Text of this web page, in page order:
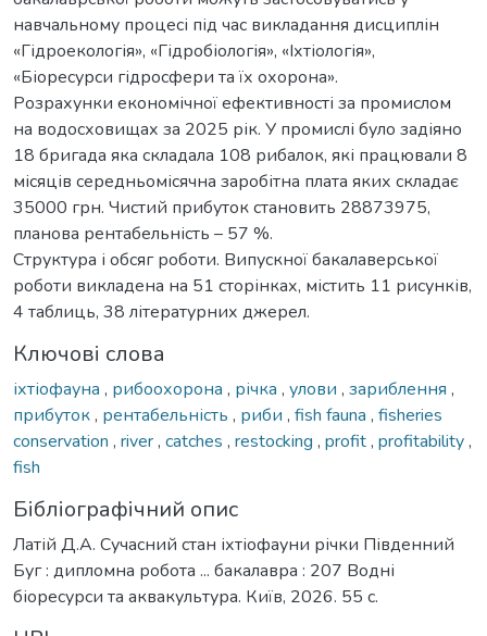
навчальному процесі під час викладання дисциплін
«Гідроекологія», «Гідробіологія», «Іхтіологія»,
«Біоресурси гідросфери та їх охорона».
Розрахунки економічної ефективності за промислом
на водосховищах за 2025 рік. У промислі було задіяно
18 бригада яка складала 108 рибалок, які працювали 8
місяців середньомісячна заробітна плата яких складає
35000 грн. Чистий прибуток становить 28873975,
планова рентабельність – 57 %.
Структура і обсяг роботи. Випускної бакалаверської
роботи викладена на 51 сторінках, містить 11 рисунків,
4 таблиць, 38 літературних джерел.
Ключові слова
іхтіофауна , рибоохорона , річка , улови , зариблення ,
прибуток, рентабельність , риби , fish fauna , fisheries
conservation , river, catches , restocking , profit, profitability,
fish
Бібліографічний опис
Латій Д.А. Сучасний стан іхтіофауни річки Південний
Буг : дипломна робота ... бакалавра : 207 Водні
біоресурси та аквакультура. Київ, 2026. 55 с.